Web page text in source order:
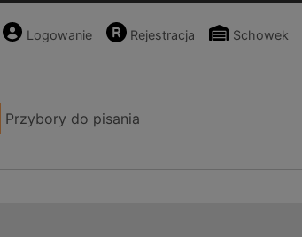
Logowanie Rejestracja Schowek
Przybory do pisania